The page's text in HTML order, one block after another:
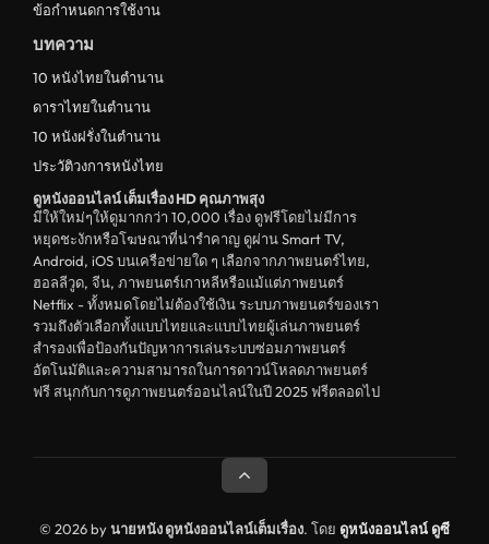
ดูหนังเกาหลีใต้ South Korea
ระทึกขวัญ
ตลก
ดูหนังจีน China
unknown
ดูหนังอีโรติก R18+ erotic
บู๊
หนังฝรั่ง
ดูหนังสารคดี Documentary
สยองขวัญ
ดูหนังอินเดีย India
ดูหนังจีนฮ่องกง Hong Kong
ดูหนังฝรั่งเศส France
ข้อกำหนดการใช้งาน
บทความ
10 หนังไทยในตำนาน
ดาราไทยในตำนาน
10 หนังฝรั่งในตำนาน
ประวัติวงการหนังไทย
ดูหนังออนไลน์ เต็มเรื่อง HD คุณภาพสุง
มีให้ใหม่ๆให้ดูมากกว่า 10,000 เรื่อง ดูฟรีโดยไม่มีการ
หยุดชะงักหรือโฆษณาที่น่ารำคาญ ดูผ่าน Smart TV,
Android, iOS บนเครือข่ายใด ๆ เลือกจากภาพยนตร์ไทย,
ฮอลลีวูด, จีน, ภาพยนตร์เกาหลีหรือแม้แต่ภาพยนตร์
Netflix - ทั้งหมดโดยไม่ต้องใช้เงิน ระบบภาพยนตร์ของเรา
รวมถึงตัวเลือกทั้งแบบไทยและแบบไทยผู้เล่นภาพยนตร์
สำรองเพื่อป้องกันปัญหาการเล่นระบบซ่อมภาพยนตร์
อัตโนมัติและความสามารถในการดาวน์โหลดภาพยนตร์
ฟรี สนุกกับการดูภาพยนตร์ออนไลน์ในปี 2025 ฟรีตลอดไป
© 2026 byนายหนัง ดูหนังออนไลน์เต็มเรื่อง. โดย ดูหนังออนไลน์ ดูซี